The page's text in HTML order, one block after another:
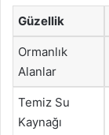
Güzellik
Ormanlık
Alanlar
Temiz Su
Kaynağı